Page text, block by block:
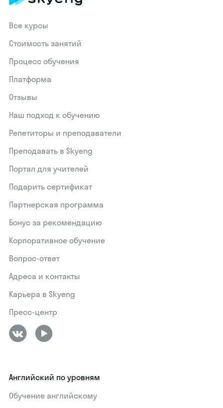
Все курсы
Стоимость занятий
Процесс обучения
Платформа
Отзывы
Наш подход к обучению
Репетиторы и преподаватели
Преподавать в Skyeng
Портал для учителей
Подарить сертификат
Партнерская программа
Бонус за рекомендацию
Корпоративное обучение
Вопрос-ответ
Адреса и контакты
Карьера в Skyeng
Пресс-центр
Английский по уровням
Обучение английскому